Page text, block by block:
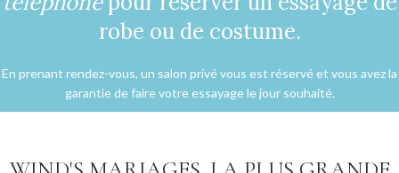
robe ou de costume.
En prenant rendez-vous, un salon privé vous est réservé et vous avez la
garantie de faire votre essayage le jour souhaité.